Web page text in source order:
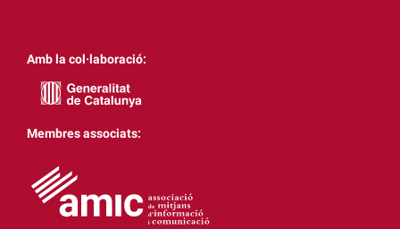
Amb la col·laboració:
Membres associats: